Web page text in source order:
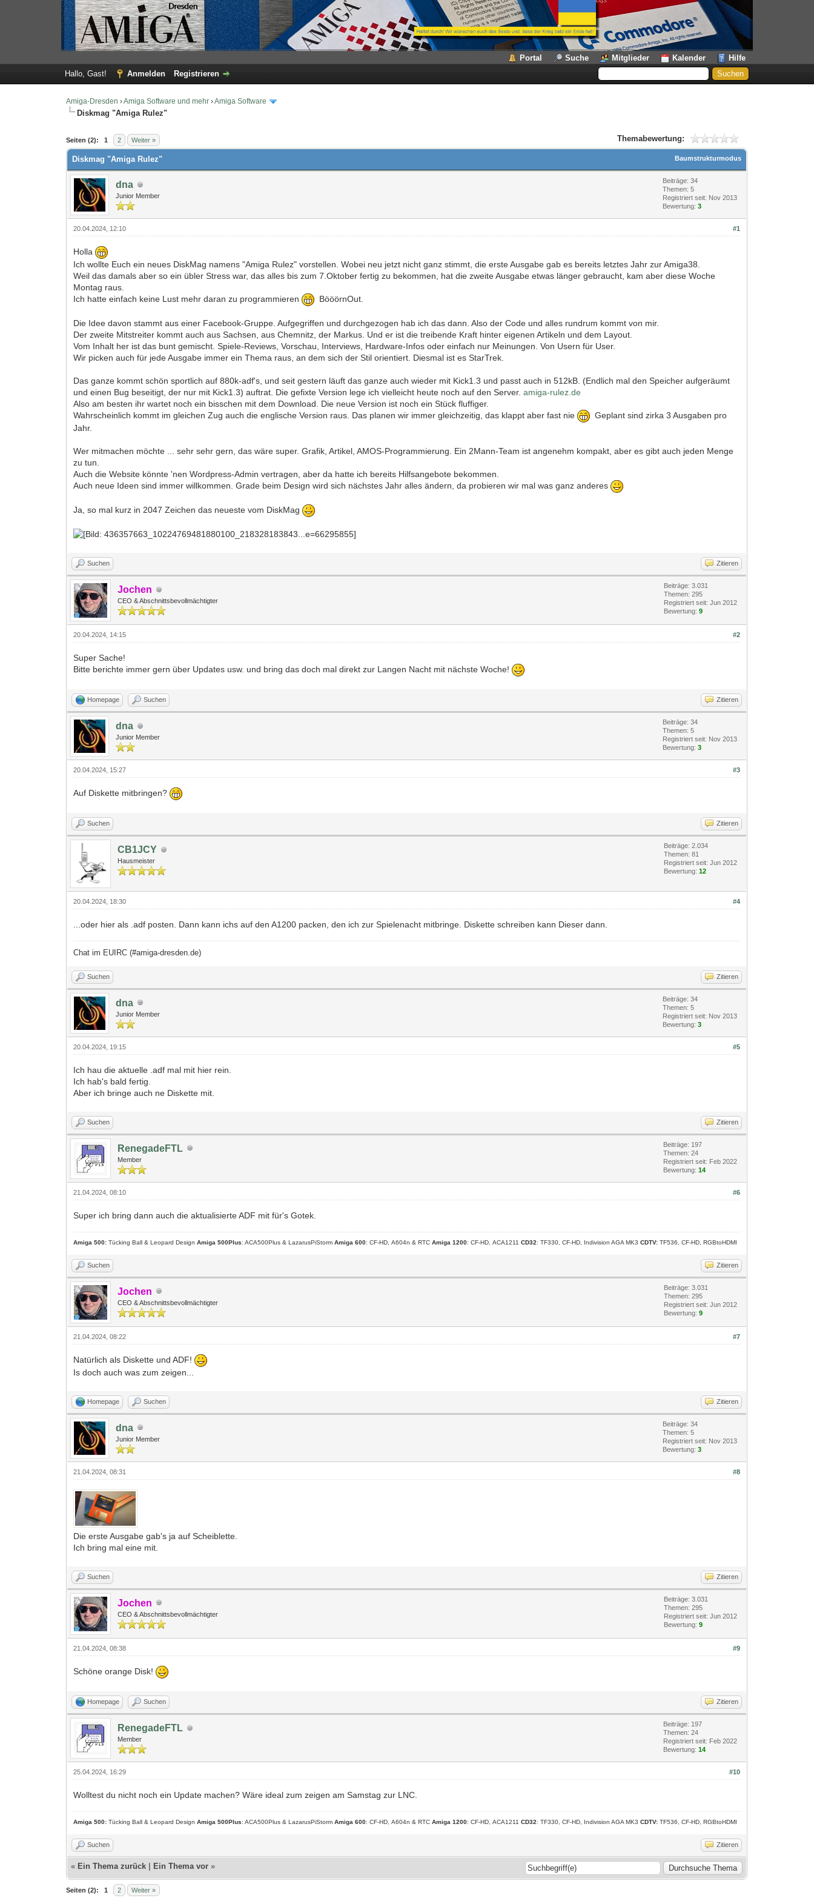
Portal Suche Mitglieder Kalender
Hilfe
Hallo, Gast!
Anmelden Registrieren
Amiga-Dresden ›Amiga Software und mehr ›Amiga Software
Diskmag "Amiga Rulez"
Seiten (2): 1 2 Weiter » Themabewertung:
0 Bewertung(en) - 0 im Durchschnitt
1
2
3
4
5
Baumstrukturmodus
Diskmag "Amiga Rulez"
dna
Junior Member
Beiträge: 34
Themen: 5
Registriert seit: Nov 2013
Bewertung:3
#1
20.04.2024, 12:10
Holla
Ich wollte Euch ein neues DiskMag namens "Amiga Rulez" vorstellen. Wobei neu jetzt nicht ganz stimmt, die erste Ausgabe gab es bereits letztes Jahr zur Amiga38.
Weil das damals aber so ein übler Stress war, das alles bis zum 7.Oktober fertig zu bekommen, hat die zweite Ausgabe etwas länger gebraucht, kam aber diese Woche
Montag raus.
Ich hatte einfach keine Lust mehr daran zu programmieren
BööörnOut.
Die Idee davon stammt aus einer Facebook-Gruppe. Aufgegriffen und durchgezogen hab ich das dann. Also der Code und alles rundrum kommt von mir.
Der zweite Mitstreiter kommt auch aus Sachsen, aus Chemnitz, der Markus. Und er ist die treibende Kraft hinter eigenen Artikeln und dem Layout.
Vom Inhalt her ist das bunt gemischt. Spiele-Reviews, Vorschau, Interviews, Hardware-Infos oder einfach nur Meinungen. Von Usern für User.
Wir picken auch für jede Ausgabe immer ein Thema raus, an dem sich der Stil orientiert. Diesmal ist es StarTrek.
Das ganze kommt schön sportlich auf 880k-adf's, und seit gestern läuft das ganze auch wieder mit Kick1.3 und passt auch in 512kB. (Endlich mal den Speicher aufgeräumt
und einen Bug beseitigt, der nur mit Kick1.3) auftrat. Die gefixte Version lege ich vielleicht heute noch auf den Server.amiga-rulez.de
Also am besten ihr wartet noch ein bisschen mit dem Download. Die neue Version ist noch ein Stück fluffiger.
Wahrscheinlich kommt im gleichen Zug auch die englische Version raus. Das planen wir immer gleichzeitig, das klappt aber fast nie
Geplant sind zirka 3 Ausgaben pro
Jahr.
Wer mitmachen möchte ... sehr sehr gern, das wäre super. Grafik, Artikel, AMOS-Programmierung. Ein 2Mann-Team ist angenehm kompakt, aber es gibt auch jeden Menge
zu tun.
Auch die Website könnte 'nen Wordpress-Admin vertragen, aber da hatte ich bereits Hilfsangebote bekommen.
Auch neue Ideen sind immer willkommen. Grade beim Design wird sich nächstes Jahr alles ändern, da probieren wir mal was ganz anderes
Ja, so mal kurz in 2047 Zeichen das neueste vom DiskMag
Suchen Zitieren
Jochen
CEO & Abschnittsbevollmächtigter
Beiträge: 3.031
Themen: 295
Registriert seit: Jun 2012
Bewertung:9
#2
20.04.2024, 14:15
Super Sache!
Bitte berichte immer gern über Updates usw. und bring das doch mal direkt zur Langen Nacht mit nächste Woche!
Homepage Suchen Zitieren
dna
Junior Member
Beiträge: 34
Themen: 5
Registriert seit: Nov 2013
Bewertung:3
#3
20.04.2024, 15:27
Auf Diskette mitbringen?
Suchen Zitieren
CB1JCY
Hausmeister
Beiträge: 2.034
Themen: 81
Registriert seit: Jun 2012
Bewertung:12
#4
20.04.2024, 18:30
...oder hier als .adf posten. Dann kann ichs auf den A1200 packen, den ich zur Spielenacht mitbringe. Diskette schreiben kann Dieser dann.
Chat im EUIRC (#amiga-dresden.de)
Suchen Zitieren
dna
Junior Member
Beiträge: 34
Themen: 5
Registriert seit: Nov 2013
Bewertung:3
#5
20.04.2024, 19:15
Ich hau die aktuelle .adf mal mit hier rein.
Ich hab's bald fertig.
Aber ich bringe auch ne Diskette mit.
Suchen Zitieren
RenegadeFTL
Member
Beiträge: 197
Themen: 24
Registriert seit: Feb 2022
Bewertung:14
#6
21.04.2024, 08:10
Super ich bring dann auch die aktualisierte ADF mit für's Gotek.
Amiga 500:Tücking Ball & Leopard DesignAmiga 500Plus: ACA500Plus & LazarusPiStormAmiga 600: CF-HD, A604n & RTCAmiga 1200: CF-HD, ACA1211CD32: TF330, CF-HD, Indivision AGA MK3CDTV: TF536, CF-HD, RGBtoHDMI
Suchen Zitieren
Jochen
CEO & Abschnittsbevollmächtigter
Beiträge: 3.031
Themen: 295
Registriert seit: Jun 2012
Bewertung:9
#7
21.04.2024, 08:22
Natürlich als Diskette und ADF!
Is doch auch was zum zeigen...
Homepage Suchen Zitieren
dna
Junior Member
Beiträge: 34
Themen: 5
Registriert seit: Nov 2013
Bewertung:3
#8
21.04.2024, 08:31
Die erste Ausgabe gab's ja auf Scheiblette.
Ich bring mal eine mit.
Suchen Zitieren
Jochen
CEO & Abschnittsbevollmächtigter
Beiträge: 3.031
Themen: 295
Registriert seit: Jun 2012
Bewertung:9
#9
21.04.2024, 08:38
Schöne orange Disk!
Homepage Suchen Zitieren
RenegadeFTL
Member
Beiträge: 197
Themen: 24
Registriert seit: Feb 2022
Bewertung:14
#10
25.04.2024, 16:29
Wolltest du nicht noch ein Update machen? Wäre ideal zum zeigen am Samstag zur LNC.
Amiga 500:Tücking Ball & Leopard DesignAmiga 500Plus: ACA500Plus & LazarusPiStormAmiga 600: CF-HD, A604n & RTCAmiga 1200: CF-HD, ACA1211CD32: TF330, CF-HD, Indivision AGA MK3CDTV: TF536, CF-HD, RGBtoHDMI
Suchen Zitieren
« Ein Thema zurück Ein Thema vor »
Seiten (2): 1 2 Weiter »